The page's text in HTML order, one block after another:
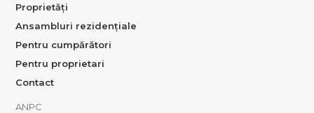
Proprietăți
Ansambluri rezidențiale
Pentru cumpărători
Pentru proprietari
Contact
ANPC